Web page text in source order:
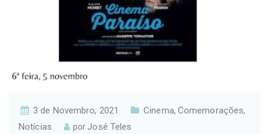
3 de Novembro, 2021 Cinema, Comemorações,
Notícias porJosé Teles